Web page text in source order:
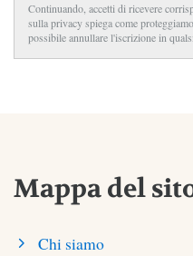
Continuando, accetti di ricevere
sulla privacy spiega come
possibile annullare l'iscrizione in
Mappa del
Chi siamo